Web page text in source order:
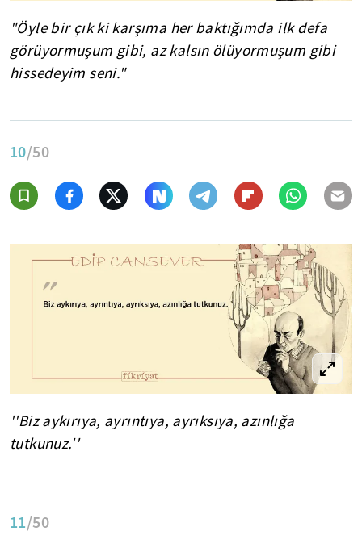
"Öyle bir çık ki karşıma her baktığımda ilk defa
görüyormuşum gibi, az kalsın ölüyormuşum gibi
hissedeyim seni."
10/50
''Biz aykırıya, ayrıntıya, ayrıksıya, azınlığa
tutkunuz.''
11/50